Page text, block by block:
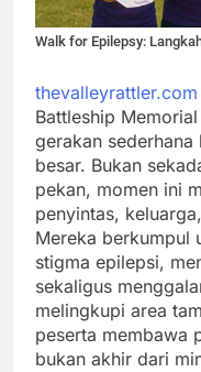
Walk for Epilepsy:
thevalleyrattler.com
Battleship
gerakan
besar. Bukan
pekan, momen ini
penyintas,
Mereka berkumpul
stigma epilepsi,
sekaligus
melingkupi area
peserta membawa
bukan akhir dari